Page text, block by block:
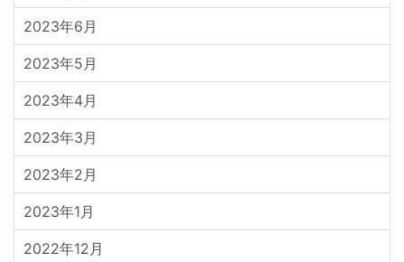
2023年6月
2023年5月
2023年4月
2023年3月
2023年2月
2023年1月
2022年12月